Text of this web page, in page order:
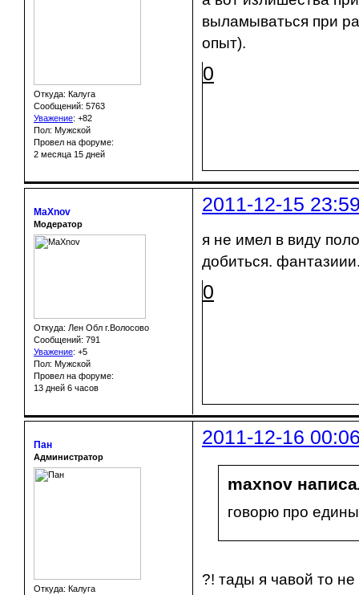
Откуда: Калуга
Сообщений: 5763
Уважение: +82
Пол: Мужской
Провел на форуме:
2 месяца 15 дней
выламываться при
опыт).
0
2011-12-15
MaXnov
Модератор
Откуда: Лен Обл г.Волосово
Сообщений: 791
Уважение: +5
Пол: Мужской
Провел на форуме:
13 дней 6 часов
я не имел в виду
добиться.
0
2011-12-16
Пан
Администратор
Откуда: Калуга
maxnov
говорю про
?! тады я чавой то